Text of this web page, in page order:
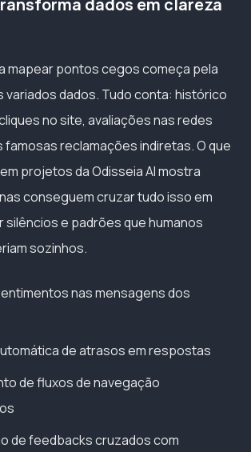
mapear pontos cegos começa pela
variados dados. Tudo conta: histórico
no site, avaliações nas redes
famosas reclamações indiretas. O que
projetos da Odisseia AI mostra
conseguem cruzar tudo isso em
silêncios e padrões que humanos
sozinhos.
nas mensagens dos
de atrasos em respostas
de fluxos de navegação
de feedbacks cruzados com